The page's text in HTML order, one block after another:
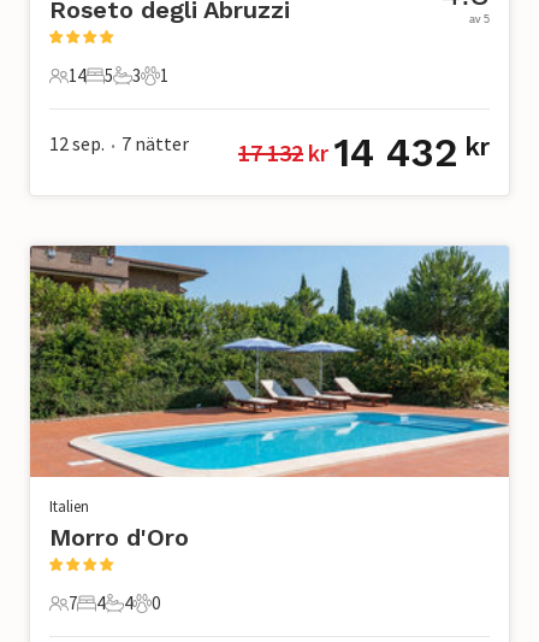
Roseto degli Abruzzi
14 Gäster
14
5 Sovrum
5
3 Badrum
3
1 Husdjur
1
av 5
12 sep. • 7 nätter 17 132 kr 14 432 kr
Italien
Morro d'Oro
7 Gäster
7
4 Sovrum
4
4 Badrum
4
0 Husdjur
0